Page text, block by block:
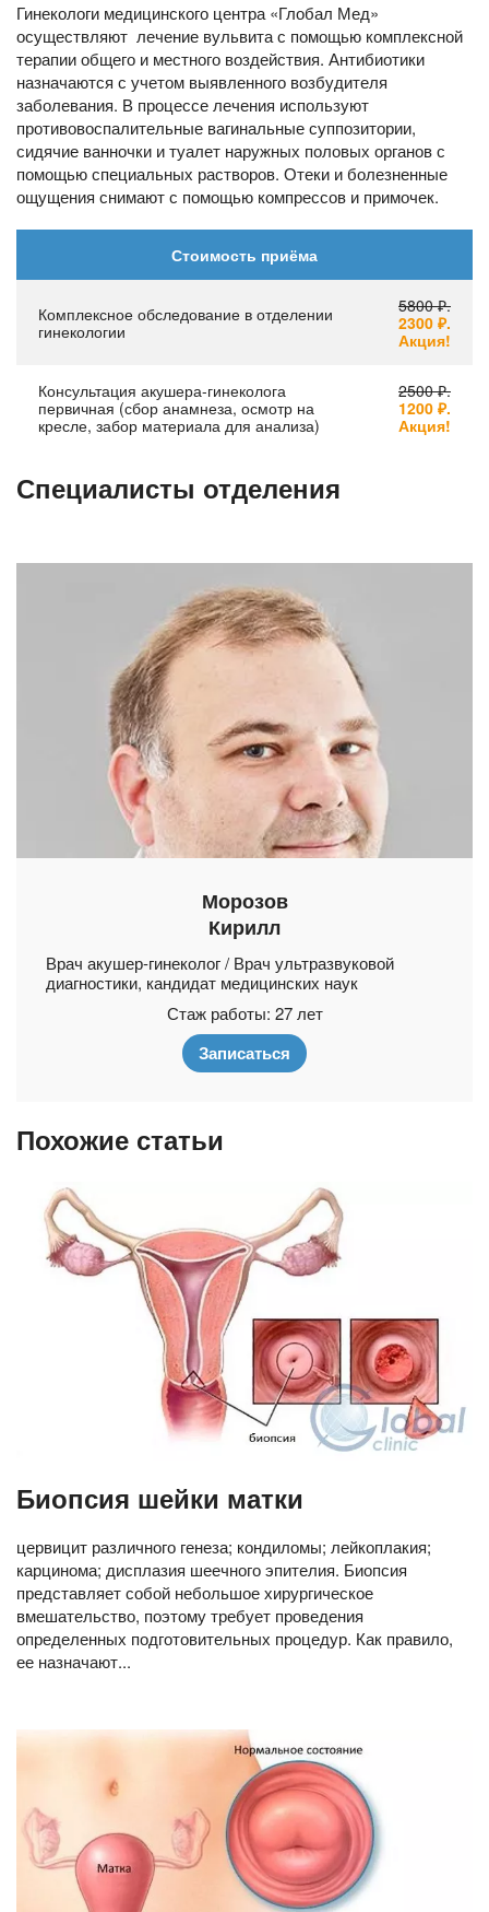
Гинекологи медицинского центра «Глобал Мед»
осуществляют лечение вульвита с помощью комплексной
терапии общего и местного воздействия. Антибиотики
назначаются с учетом выявленного возбудителя
заболевания. В процессе лечения используют
противовоспалительные вагинальные суппозитории,
сидячие ванночки и туалет наружных половых органов с
помощью специальных растворов. Отеки и болезненные
ощущения снимают с помощью компрессов и примочек.
Стоимость приёма
Комплексное обследование в отделении
гинекологии
5800 ₽.
2300 ₽.
Акция!
Консультация акушера-гинеколога
первичная (сбор анамнеза, осмотр на
кресле, забор материала для анализа)
2500 ₽.
1200 ₽.
Акция!
Специалисты отделения
Морозов
Кирилл
Врач акушер-гинеколог / Врач ультразвуковой
диагностики, кандидат медицинских наук
Стаж работы: 27 лет
Записаться
Похожие статьи
Биопсия шейки матки
цервицит различного генеза; кондиломы; лейкоплакия;
карцинома; дисплазия шеечного эпителия. Биопсия
представляет собой небольшое хирургическое
вмешательство, поэтому требует проведения
определенных подготовительных процедур. Как правило,
ее назначают...